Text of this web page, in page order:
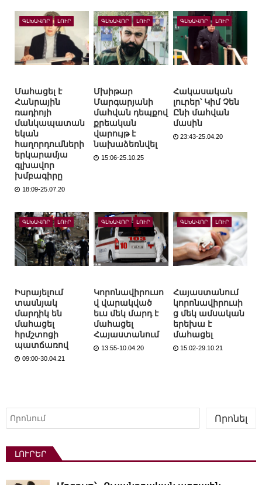
ԳԼԽԱՎՈՐ ԼՈՒՐ
Մահացել է
Հանրային
ռադիոյի
մանկապատան
եկան
հաղորդումների
երկարամյա
գլխավոր
խմբագիրը
18:09-25.07.20
ԳԼԽԱՎՈՐ ԼՈՒՐ
Մխիթար
Մարգարյանի
մահվան դեպքով
քրեական
վարույթ է
նախաձեռնվել
15:06-25.10.25
ԳԼԽԱՎՈՐ ԼՈՒՐ
Հակասական
լուրեր՝ Կիմ Չեն
Ընի մահվան
մասին
23:43-25.04.20
ԳԼԽԱՎՈՐ ԼՈՒՐ
Իսրայելում
տասնյակ
մարդիկ են
մահացել
հրմշտոցի
պատճառով
09:00-30.04.21
ԳԼԽԱՎՈՐ ԼՈՒՐ
Կորոնավիրուսո
վ վարակված
եւս մեկ մարդ է
մահացել
Հայաստանում
13:55-10.04.20
ԳԼԽԱՎՈՐ ԼՈՒՐ
Հայաստանում
կորոնավիրուսի
ց մեկ ամսական
երեխա է
մահացել
15:02-29.10.21
Որոնել
Որոնել
ԼՈՒՐԵՐ